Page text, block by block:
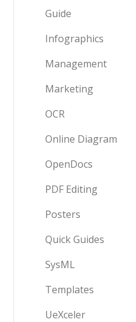
Guide
Infographics
Management
Marketing
OCR
Online Diagram
OpenDocs
PDF Editing
Posters
Quick Guides
SysML
Templates
UeXceler